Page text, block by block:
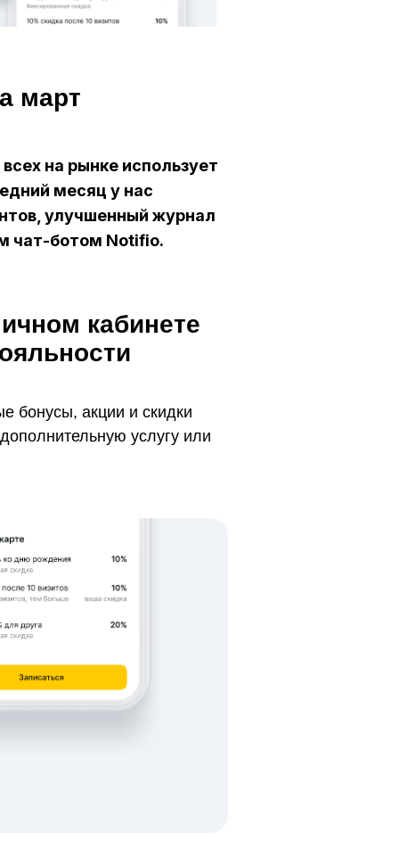
март
на рынке использует
месяц у нас
улучшенный журнал
чат-ботом Notifio.
кабинете
бонусы, акции и скидки
услугу или